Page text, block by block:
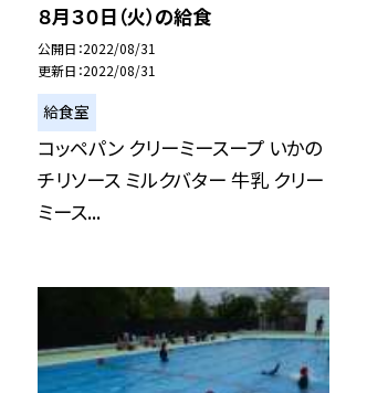
８月３０日（火）の給食
公開日 2022/08/31
更新日 2022/08/31
給食室
コッペパン クリーミースープ いかの
チリソース ミルクバター 牛乳 クリー
ミース...